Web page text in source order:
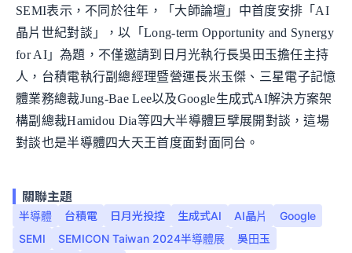
SEMI表示，不同於往年，「大師論壇」中首度安排「AI
晶片世紀對談」，以「Long-term Opportunity and Synergy
for AI」為題，不僅邀請到日月光執行長吳田玉擔任主持
人，台積電執行副總經理暨營運長米玉傑、三星電子記憶
體業務總裁Jung-Bae Lee以及Google生成式AI解決方案架
構副總裁Hamidou Dia等四大半導體巨擘展開對談，這場
對談也是半導體四大天王首度面對面同台。
關聯主題
半導體 台積電 日月光投控 生成式AI AI晶片
Google
SEMI
SEMICON Taiwan 2024半導體展
吳田玉